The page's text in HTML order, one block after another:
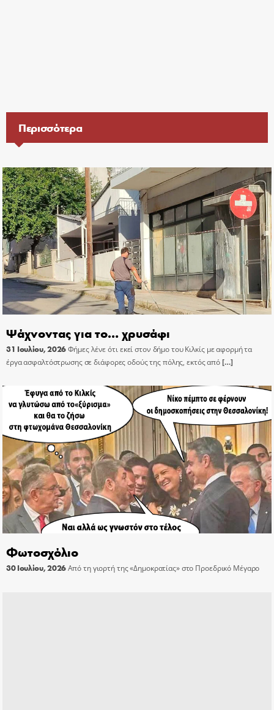
Περισσότερα
Ψάχνοντας για το… χρυσάφι
31 Ιουλίου, 2026Φήμες λένε ότι εκεί στον δήμο του Κιλκίς με αφορμή τα
έργα ασφαλτόστρωσης σε διάφορες οδούς της πόλης, εκτός από[…]
Φωτοσχόλιο
30 Ιουλίου, 2026Από τη γιορτή της «Δημοκρατίας» στο Προεδρικό Μέγαρο